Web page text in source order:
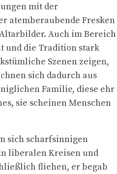
mit der
atemberaubende Fresken
Auch im Bereich
und die Tradition stark
Szenen zeigen,
sich dadurch aus
Familie, diese ehr
sie scheinen Menschen
sich scharfsinnigen
liberalen Kreisen und
fliehen, er begab